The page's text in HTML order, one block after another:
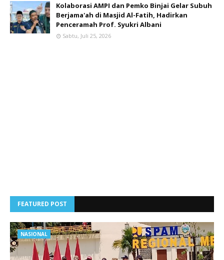
Kolaborasi AMPI dan Pemko Binjai Gelar Subuh
Berjama'ah di Masjid Al-Fatih, Hadirkan
Penceramah Prof. Syukri Albani
Sabtu, Juli 25, 2026
FEATURED POST
NASIONAL